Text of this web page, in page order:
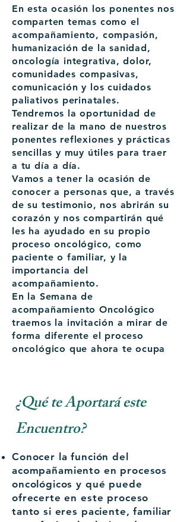
En esta ocasión los ponentes nos
comparten temas como el
acompañamiento, compasión,
humanización de la sanidad,
oncología integrativa, dolor,
comunidades compasivas,
comunicación y los cuidados
paliativos perinatales.
Tendremos la oportunidad de
realizar de la mano de nuestros
ponentes reflexiones y prácticas
sencillas y muy útiles para traer
a tu día a día.
Vamos a tener la ocasión de
conocer a personas que, a través
de su testimonio, nos abrirán su
corazón y nos compartirán qué
les ha ayudado en su propio
proceso oncológico, como
paciente o familiar, y la
importancia del
acompañamiento.
En la Semana de
acompañamiento Oncológico
traemos la invitación a mirar de
forma diferente el proceso
oncológico que ahora te ocupa
¿Qué te Aportará este
Encuentro?
Conocer la función del
acompañamiento en procesos
oncológicos y qué puede
ofrecerte en este proceso
tanto si eres paciente, familiar